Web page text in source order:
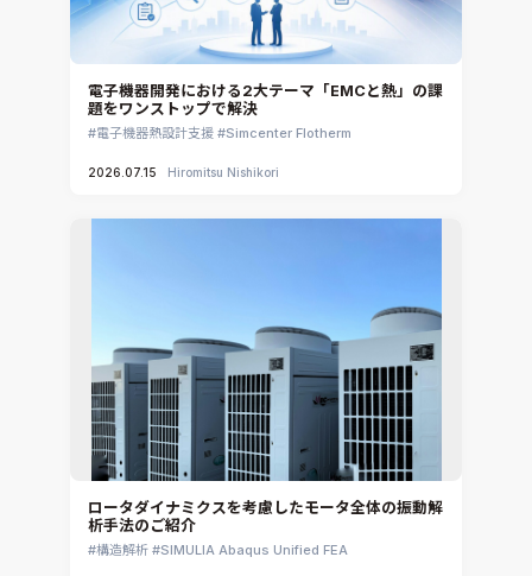
電子機器開発における2大テーマ「EMCと熱」の課
題をワンストップで解決
電子機器熱設計支援 Simcenter Flotherm
2026.07.15 Hiromitsu Nishikori
ロータダイナミクスを考慮したモータ全体の振動解
析手法のご紹介
構造解析 SIMULIA Abaqus Unified FEA